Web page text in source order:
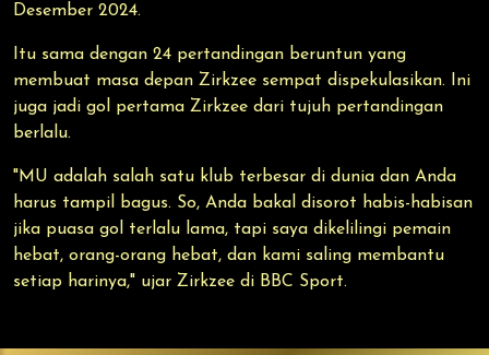
Desember 2024.
Itu sama dengan 24 pertandingan beruntun yang
membuat masa depan Zirkzee sempat dispekulasikan. Ini
juga jadi gol pertama Zirkzee dari tujuh pertandingan
berlalu.
"MU adalah salah satu klub terbesar di dunia dan Anda
harus tampil bagus. So, Anda bakal disorot habis-habisan
jika puasa gol terlalu lama, tapi saya dikelilingi pemain
hebat, orang-orang hebat, dan kami saling membantu
setiap harinya," ujar Zirkzee di BBC Sport.